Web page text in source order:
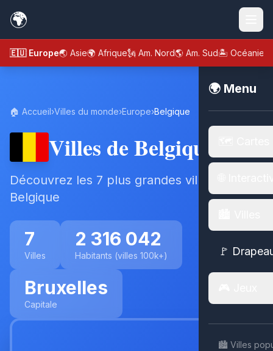
🌍
🇪🇺 Europe🌏 Asie🌍 Afrique🗽 Am. Nord🌎 Am. Sud🏝️ Océanie
🌍 Menu
🚩
🏙️ Villes
🏠 Accueil›Villes du monde›Europe›Belgique
Villes de Belgique
Découvrez les 7 plus grandes villes de
Belgique
7
Villes
2 316 042
Habitants (villes 100k+)
Bruxelles
Capitale